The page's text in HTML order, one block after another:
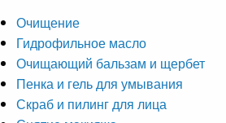
Очищение
Гидрофильное масло
Очищающий бальзам и щербет
Пенка и гель для умывания
Скраб и пилинг для лица